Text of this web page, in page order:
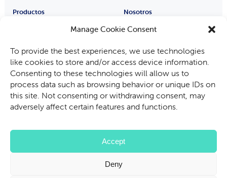
Manage Cookie Consent
To provide the best experiences, we use technologies
like cookies to store and/or access device information.
Consenting to these technologies will allow us to
process data such as browsing behavior or unique IDs on
this site. Not consenting or withdrawing consent, may
adversely affect certain features and functions.
Accept
Deny
Productos
Gafas Inteligentes
Industrias
Fabricantes de equipos
Automoción
Minería, petróleo y gas
Servicios de asistencia técnica
Nosotros
Partners
Trabaja con nosotros
Política CookiesTérminos de Uso